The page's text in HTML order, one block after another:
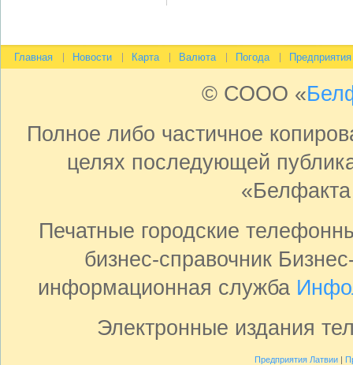
Главная Новости Карта Валюта Погода Предприятия
© СООО «
Полное либо частичное
целях последующей
Печатные городские
бизнес-справочник
информационная служба
Электронные издания
Предприятия Латвии|